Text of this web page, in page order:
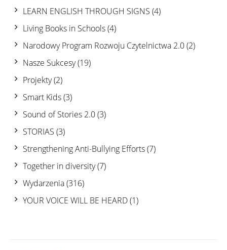
LEARN ENGLISH THROUGH SIGNS (4)
Living Books in Schools(4)
Narodowy Program Rozwoju Czytelnictwa 2.0(2)
Nasze Sukcesy(19)
Projekty(2)
Smart Kids(3)
Sound of Stories 2.0(3)
STORIAS (3)
Strengthening Anti-Bullying Efforts(7)
Together in diversity(7)
Wydarzenia(316)
YOUR VOICE WILL BE HEARD(1)